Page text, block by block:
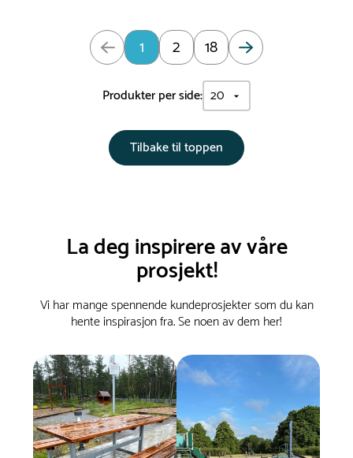
Oppdatert: Side 1 av 18 1 2 18
Produkter per side:
Tilbake til toppen
La deg inspirere av våre
prosjekt!
Vi har mange spennende kundeprosjekter som du kan
hente inspirasjon fra. Se noen av dem her!